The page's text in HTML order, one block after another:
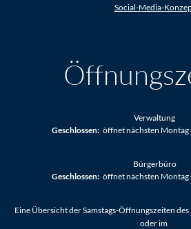
Social-Media-
Verwaltung
Klicken, um weitere Öffnungs- oder
Geschlossen: öffnet nächsten
Bürgerbüro
Klicken, um weitere Öffnungs- oder
Geschlossen: öffnet nächsten
Eine Übersicht der Samstags-Öffnungszeiten
oder im